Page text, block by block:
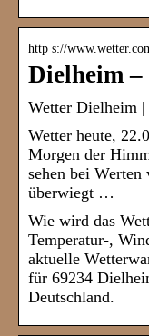
http s://
Dielheim –
Wetter Dielheim |
Wetter heute,
Morgen der
sehen bei
überwiegt …
Wie wird das
Temperatur-,
aktuelle
für 69234
Deutschland.